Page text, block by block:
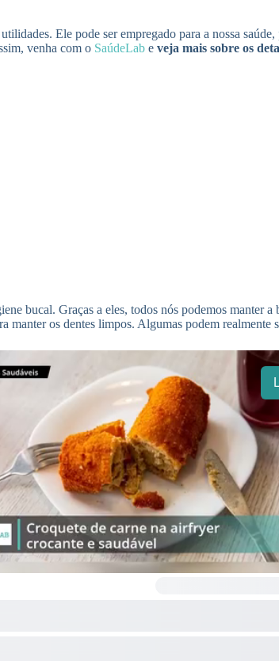
Ele pode ser empregado para a nossa
venha com o SaúdeLab e veja mais sobre os
bucal. Graças a eles, todos nós podemos manter
os dentes limpos. Algumas podem realmente